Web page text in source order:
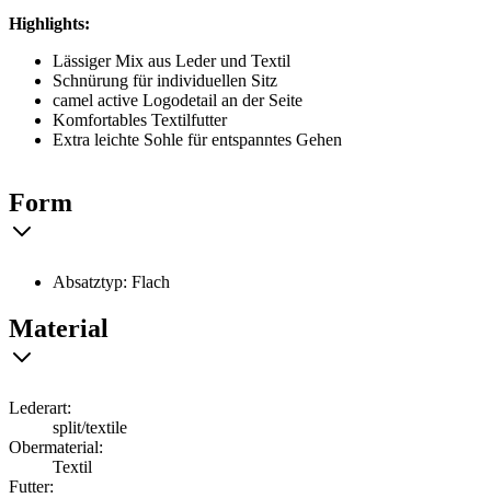
Highlights:
Lässiger Mix aus Leder und Textil
Schnürung für individuellen Sitz
camel active Logodetail an der Seite
Komfortables Textilfutter
Extra leichte Sohle für entspanntes Gehen
Form
Absatztyp: Flach
Material
Lederart:
split/textile
Obermaterial:
Textil
Futter: